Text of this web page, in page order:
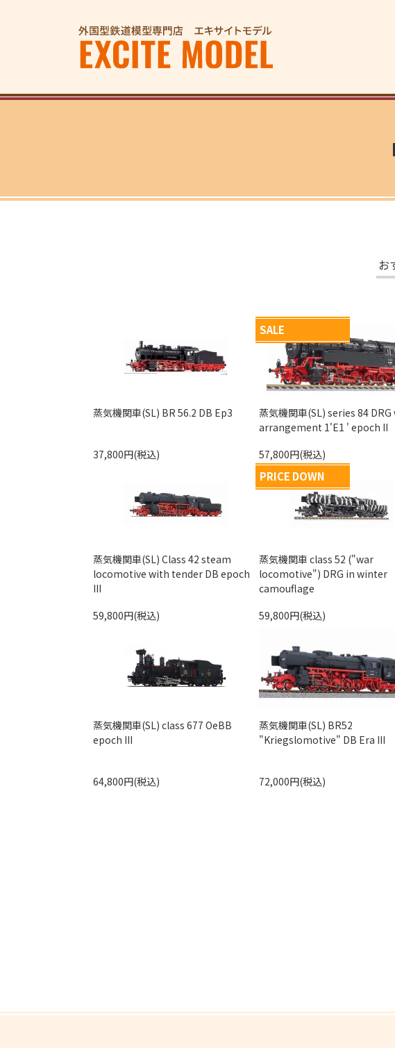
お
蒸気機関車(SL) BR 56.2 DB Ep3
37,800円(税込)
SALE
蒸気機関車(SL) series 84
arrangement 1'E1 ' epoch II
57,800円(税込)
蒸気機関車(SL) Class 42 steam
locomotive with tender DB epoch
III
59,800円(税込)
PRICE DOWN
蒸気機関車 class 52 ("war
locomotive") DRG in winter
camouflage
59,800円(税込)
蒸気機関車(SL) class 677 OeBB
epoch III
64,800円(税込)
蒸気機関車(SL) BR52
"Kriegslomotive" DB Era III
72,000円(税込)